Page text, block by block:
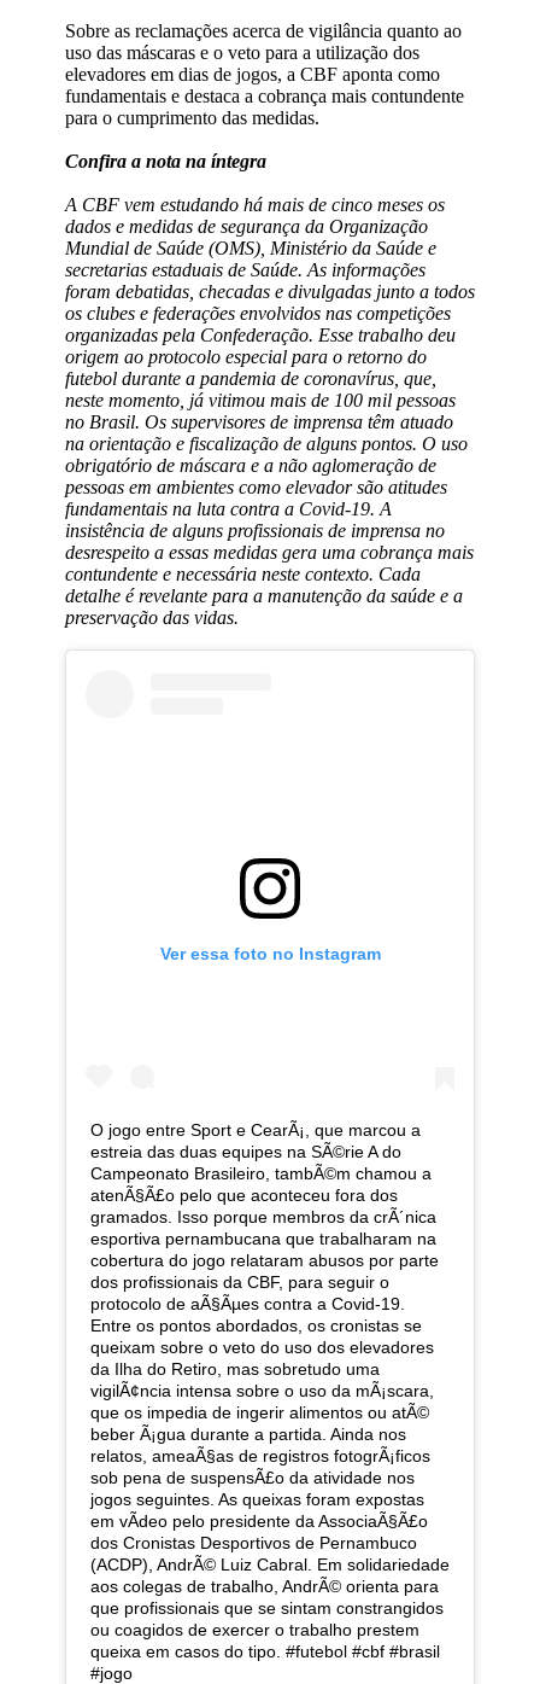
Sobre as reclamações acerca de vigilância quanto ao
uso das máscaras e o veto para a utilização dos
elevadores em dias de jogos, a CBF aponta como
fundamentais e destaca a cobrança mais contundente
para o cumprimento das medidas.
Confira a nota na íntegra
A CBF vem estudando há mais de cinco meses os
dados e medidas de segurança da Organização
Mundial de Saúde (OMS), Ministério da Saúde e
secretarias estaduais de Saúde. As informações
foram debatidas, checadas e divulgadas junto a todos
os clubes e federações envolvidos nas competições
organizadas pela Confederação. Esse trabalho deu
origem ao protocolo especial para o retorno do
futebol durante a pandemia de coronavírus, que,
neste momento, já vitimou mais de 100 mil pessoas
no Brasil. Os supervisores de imprensa têm atuado
na orientação e fiscalização de alguns pontos. O uso
obrigatório de máscara e a não aglomeração de
pessoas em ambientes como elevador são atitudes
fundamentais na luta contra a Covid-19. A
insistência de alguns profissionais de imprensa no
desrespeito a essas medidas gera uma cobrança mais
contundente e necessária neste contexto. Cada
detalhe é revelante para a manutenção da saúde e a
preservação das vidas.
Ver essa foto no Instagram
O jogo entre Sport e CearÃ¡, que marcou a
estreia das duas equipes na SÃ©rie A do
Campeonato Brasileiro, tambÃ©m chamou a
atenÃ§Ã£o pelo que aconteceu fora dos
gramados. Isso porque membros da crÃ´nica
esportiva pernambucana que trabalharam na
cobertura do jogo relataram abusos por parte
dos profissionais da CBF, para seguir o
protocolo de aÃ§Ãµes contra a Covid-19.
Entre os pontos abordados, os cronistas se
queixam sobre o veto do uso dos elevadores
da Ilha do Retiro, mas sobretudo uma
vigilÃ¢ncia intensa sobre o uso da mÃ¡scara,
que os impedia de ingerir alimentos ou atÃ©
beber Ã¡gua durante a partida. Ainda nos
relatos, ameaÃ§as de registros fotogrÃ¡ficos
sob pena de suspensÃ£o da atividade nos
jogos seguintes. As queixas foram expostas
em vÃ­deo pelo presidente da AssociaÃ§Ã£o
dos Cronistas Desportivos de Pernambuco
(ACDP), AndrÃ© Luiz Cabral. Em solidariedade
aos colegas de trabalho, AndrÃ© orienta para
que profissionais que se sintam constrangidos
ou coagidos de exercer o trabalho prestem
queixa em casos do tipo. #futebol #cbf #brasil
#jogo